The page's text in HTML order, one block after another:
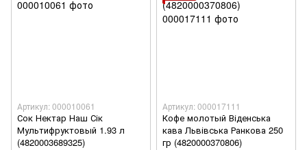
Артикул: 000010061
Сок Нектар Наш Сік
Мультифруктовый 1.93 л
(4820003689325)
Артикул: 000017111
Кофе молотый Віденська
кава Львівська Ранкова 250
гр (4820000370806)